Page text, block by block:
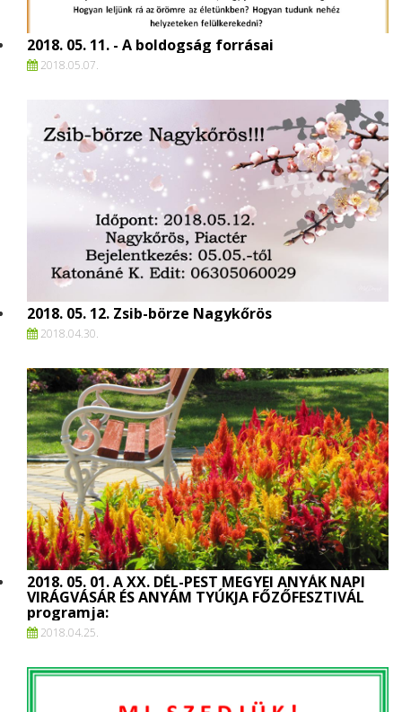
2018. 05. 11. - A boldogság forrásai
2018.05.07.
2018. 05. 12. Zsib-börze Nagykőrös
2018.04.30.
2018. 05. 01. A XX. DÉL-PEST MEGYEI ANYÁK NAPI
VIRÁGVÁSÁR ÉS ANYÁM TYÚKJA FŐZŐFESZTIVÁL
programja:
2018.04.25.